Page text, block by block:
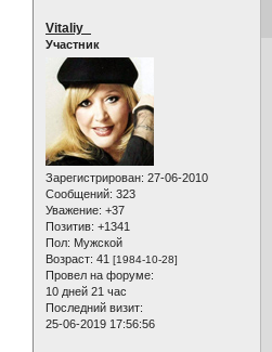
Vitaliy_
Участник
Зарегистрирован: 27-06-2010
Сообщений: 323
Уважение: +37
Позитив: +1341
Пол: Мужской
Возраст: 41 [1984-10-28]
Провел на форуме:
10 дней 21 час
Последний визит:
25-06-2019 17:56:56